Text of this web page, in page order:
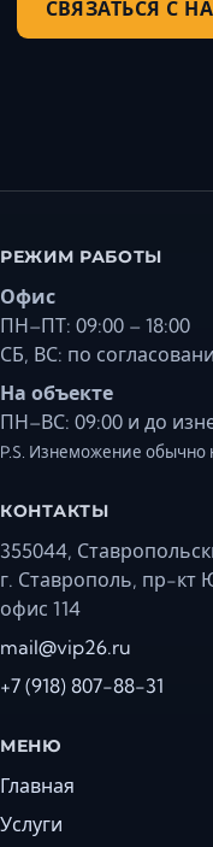
СВЯЗАТЬСЯ С
РЕЖИМ РАБОТЫ
Офис
ПН–ПТ: 09:00 – 18:00
СБ, ВС: по
На объекте
ПН–ВС: 09:00 и до
P.S. Изнеможение обычно
КОНТАКТЫ
355044,
г. Ставрополь, пр-кт
офис 114
mail@vip26.ru
+7 (918) 807-88-31
МЕНЮ
Главная
Услуги